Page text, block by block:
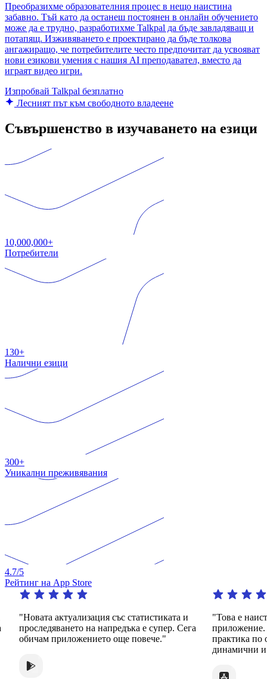
Преобразихме образователния процес в нещо наистина
забавно. Тъй като да останеш постоянен в онлайн обучението
може да е трудно, разработихме Talkpal да бъде завладяващ и
потапящ. Изживяването е проектирано да бъде толкова
ангажиращо, че потребителите често предпочитат да усвояват
нови езикови умения с нашия AI преподавател, вместо да
играят видео игри.
Изпробвай Talkpal безплатно
Лесният път към свободното владеене
Съвършенство в изучаването на езици
10,000,000+
Потребители
130+
Налични езици
300+
Уникални преживявания
4.7/5
Рейтинг на App Store
"Новата актуализация със статистиката и
проследяването на напредъка е супер. Сега
обичам приложението още повече."
"Това е
приложение.
практика по
динамични и